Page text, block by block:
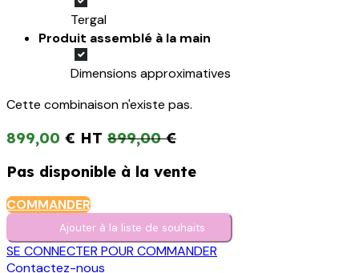
Tergal
Produit assemblé à la main
Dimensions approximatives
Cette combinaison n'existe pas.
899,00 € 899,00€
Pas disponible à la vente
COMMANDER
Ajouter à la liste de s​o​uh​aits
SE CONNECTER POUR COMMANDER
Contactez-nous